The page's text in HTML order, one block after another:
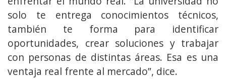
solo te entrega conocimientos técnicos,
también te forma para identificar
oportunidades, crear soluciones y trabajar
con personas de distintas áreas. Esa es una
ventaja real frente al mercado”, dice.